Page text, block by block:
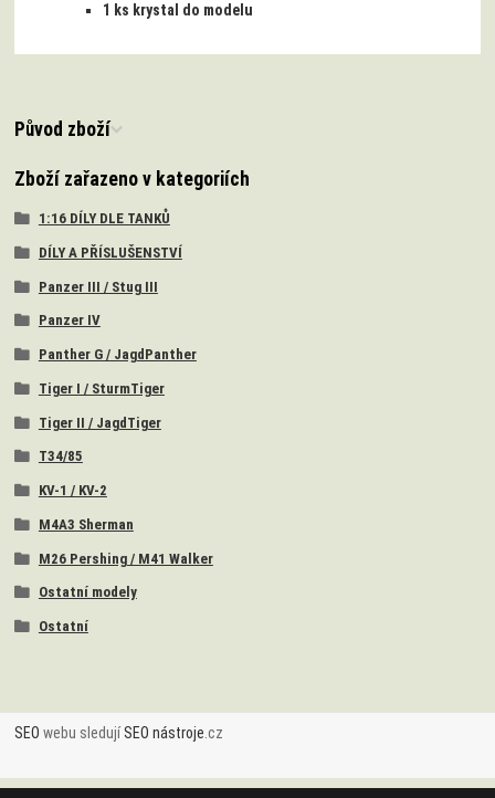
1 ks krystal do modelu
Původ zboží
Zboží zařazeno v kategoriích
1:16 DÍLY DLE TANKŮ
DÍLY A PŘÍSLUŠENSTVÍ
Panzer III / Stug III
Panzer IV
Panther G / JagdPanther
Tiger I / SturmTiger
Tiger II / JagdTiger
T34/85
KV-1 / KV-2
M4A3 Sherman
M26 Pershing / M41 Walker
Ostatní modely
Ostatní
SEO webu sledujíSEO nástroje.cz